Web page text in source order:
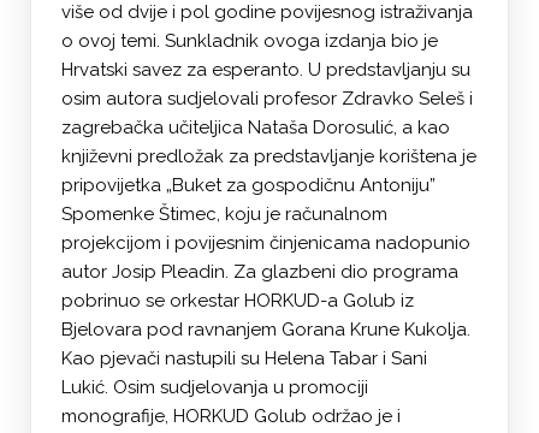
više od dvije i pol godine povijesnog istraživanja
o ovoj temi. Sunkladnik ovoga izdanja bio je
Hrvatski savez za esperanto. U predstavljanju su
osim autora sudjelovali profesor Zdravko Seleš i
zagrebačka učiteljica Nataša Dorosulić, a kao
književni predložak za predstavljanje korištena je
pripovijetka „Buket za gospodičnu Antoniju”
Spomenke Štimec, koju je računalnom
projekcijom i povijesnim činjenicama nadopunio
autor Josip Pleadin. Za glazbeni dio programa
pobrinuo se orkestar HORKUD-a Golub iz
Bjelovara pod ravnanjem Gorana Krune Kukolja.
Kao pjevači nastupili su Helena Tabar i Sani
Lukić. Osim sudjelovanja u promociji
monografije, HORKUD Golub održao je i